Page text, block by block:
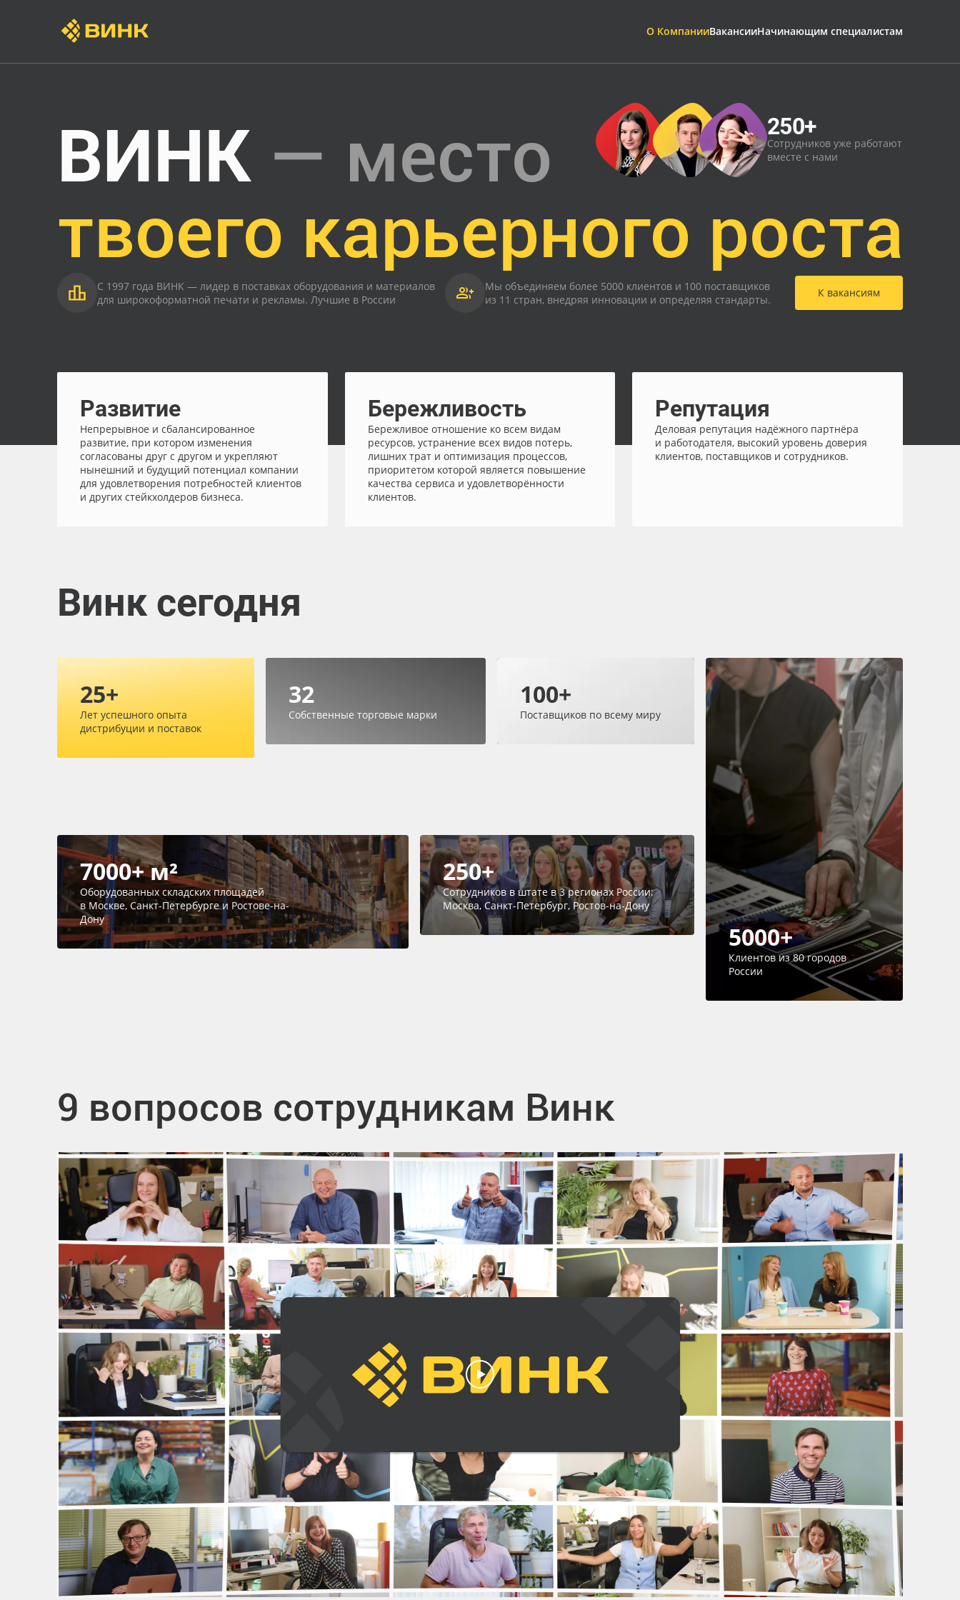
О КомпанииВакансииНачинающим специалистам
250+
Сотрудников уже работают
вместе с нами
ВИНК— место
твоего карьерного роста
С 1997 года ВИНК — лидер в поставках оборудования и материалов
для широкоформатной печати и рекламы. Лучшие в России
Мы объединяем более 5000 клиентов и 100 поставщиков
из 11 стран, внедряя инновации и определяя стандарты.
К вакансиям
Развитие
Непрерывное и сбалансированное
развитие, при котором изменения
согласованы друг с другом и укрепляют
нынешний и будущий потенциал компании
для удовлетворения потребностей клиентов
и других стейкхолдеров бизнеса.
Бережливость
Бережливое отношение ко всем видам
ресурсов, устранение всех видов потерь,
лишних трат и оптимизация процессов,
приоритетом которой является повышение
качества сервиса и удовлетворённости
клиентов.
Репутация
Деловая репутация надёжного партнёра
и работодателя, высокий уровень доверия
клиентов, поставщиков и сотрудников.
Винк сегодня
25+
Лет успешного опыта
дистрибуции и поставок
32
Собственные торговые марки
100+
Поставщиков по всему миру
5000+
Клиентов из 80 городов
России
7000+ м²
Оборудованных складских площадей
в Москве, Санкт-Петербурге и Ростове-на-
Дону
250+
Сотрудников в штате в 3 регионах России:
Москва, Санкт-Петербург, Ростов-на-Дону
9 вопросов сотрудникам Винк